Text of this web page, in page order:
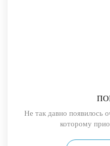
Не так давно появилось
которому